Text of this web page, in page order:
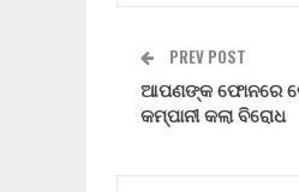
PREV POST
ଆପଣଙ୍କ ଫୋନରେ
କମ୍ପାନୀ କଲା ବିରୋଧ